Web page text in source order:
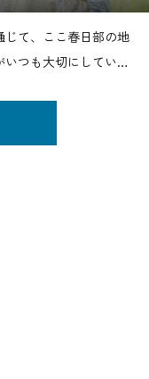
て、ここ春日部の地
つも大切にしている